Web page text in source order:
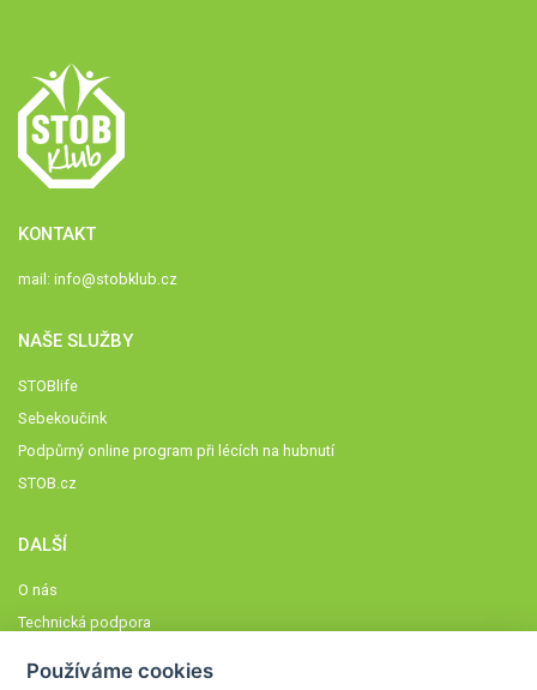
KONTAKT
mail: info@stobklub.cz
NAŠE SLUŽBY
STOBlife
Sebekoučink
Podpůrný online program při lécích na hubnutí
STOB.cz
DALŠÍ
O nás
Technická podpora
Používáme cookies